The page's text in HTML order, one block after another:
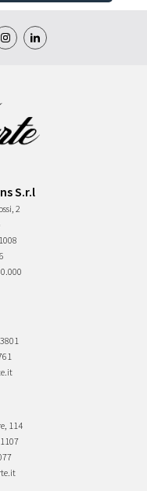
S.r.l
2
114